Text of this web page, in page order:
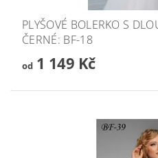
PLYŠOVÉ BOLERKO S
ČERNÉ: BF-18
od1 149 Kč